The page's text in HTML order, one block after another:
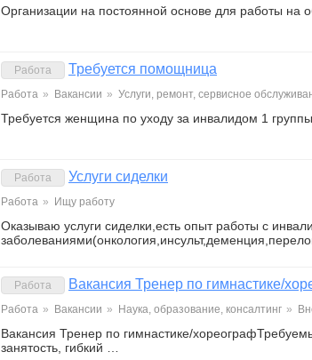
Организации на постоянной основе для работы на
Работа Требуется помощница
Работа » Вакансии » Услуги, ремонт, сервисное
Требуется женщина по уходу за инвалидом 1
Работа Услуги сиделки
Работа » Ищу работу
Оказываю услуги сиделки,есть опыт работы с
Работа Вакансия Тренер по гимнастике/
Работа » Вакансии » Наука, образование, консалтинг »
Вакансия Тренер по гимнастике/
занятость, гибкий …